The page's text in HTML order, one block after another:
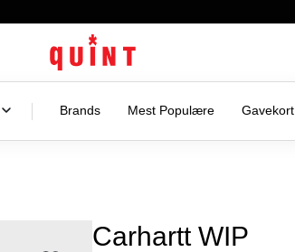
Brands Mest Populære Gavekort
Carhartt WIP